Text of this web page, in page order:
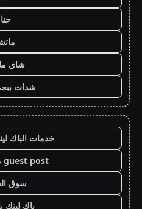
حنا
شاي
شدات
خدمات الباك
guest post مقال ضيف
سوق
باك لينك